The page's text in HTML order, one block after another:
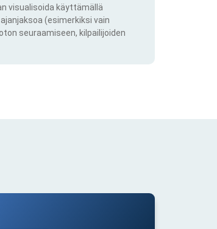
visualisoida käyttämällä
(esimerkiksi vain
seuraamiseen, kilpailijoiden